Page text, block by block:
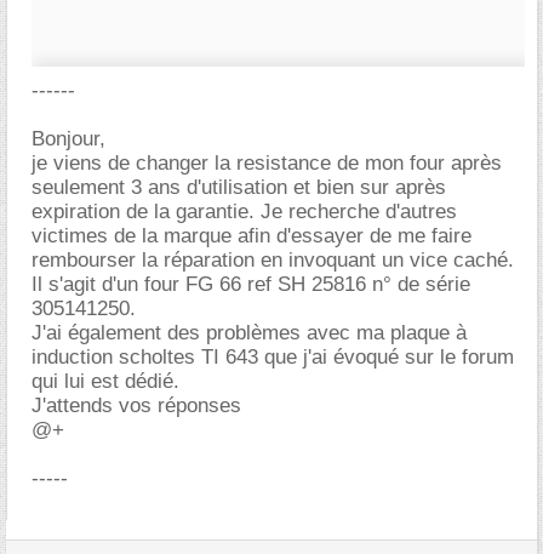
------
Bonjour,
je viens de changer la resistance de mon four après
seulement 3 ans d'utilisation et bien sur après
expiration de la garantie. Je recherche d'autres
victimes de la marque afin d'essayer de me faire
rembourser la réparation en invoquant un vice caché.
Il s'agit d'un four FG 66 ref SH 25816 n° de série
305141250.
J'ai également des problèmes avec ma plaque à
induction scholtes TI 643 que j'ai évoqué sur le forum
qui lui est dédié.
J'attends vos réponses
@+
-----